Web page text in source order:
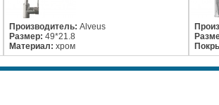
Производитель: Alveus
Размер: 49*21.8
Материал:хром